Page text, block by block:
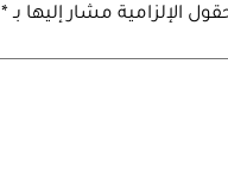
الإلزامية مشار إليها بـ*